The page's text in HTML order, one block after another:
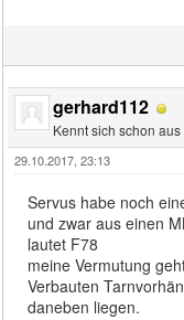
gerhard112
Kennt sich schon aus
29.10.2017, 23:13
Servus habe noch
und zwar aus einen
lautet F78
meine Vermutung
Verbauten
daneben liegen.